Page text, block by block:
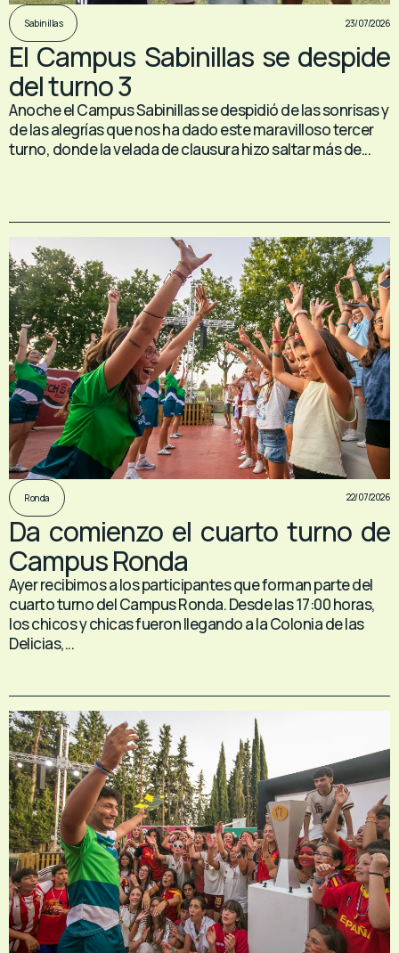
Sabinillas 23/07/2026
El Campus Sabinillas se despide
del turno 3
Anoche el Campus Sabinillas se despidió de las sonrisas y
de las alegrías que nos ha dado este maravilloso tercer
turno, donde la velada de clausura hizo saltar más de...
Ronda 22/07/2026
Da comienzo el cuarto turno de
Campus Ronda
Ayer recibimos a los participantes que forman parte del
cuarto turno del Campus Ronda. Desde las 17:00 horas,
los chicos y chicas fueron llegando a la Colonia de las
Delicias,...